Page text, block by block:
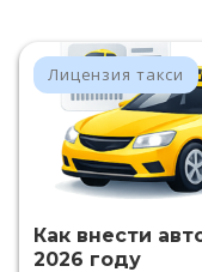
Лицензия такси
Как внести
2026 году